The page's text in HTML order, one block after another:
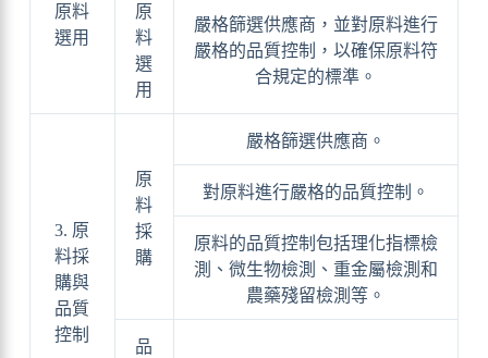
原料
選用
原
料
選
用
嚴格篩選供應商，並對原料進行
嚴格的品質控制，以確保原料符
合規定的標準。
3. 原
料採
購與
品質
控制
原
料
採
購
嚴格篩選供應商。
對原料進行嚴格的品質控制。
原料的品質控制包括理化指標檢
測、微生物檢測、重金屬檢測和
農藥殘留檢測等。
品